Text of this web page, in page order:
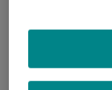
siempre
paciente, y